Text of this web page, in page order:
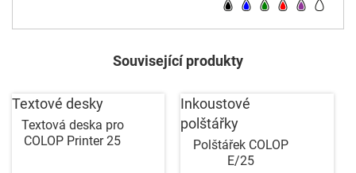
Související produkty
Textové desky
Textová deska pro
COLOP Printer 25
Inkoustové
polštářky
Polštářek COLOP
E/25